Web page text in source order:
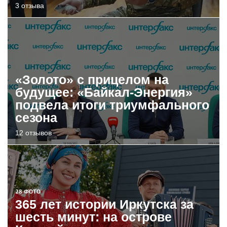
3 отзыва
«Золото» с прицелом на
будущее: «Байкал-Энергия»
подвела итоги триумфального
сезона
12 отзывов
28 ФОТО
365 лет истории Иркутска за
шесть минут: на острове